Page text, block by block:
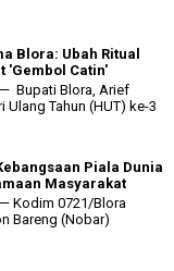
Blora: Ubah Ritual
'Gembol Catin'
Bupati Blora, Arief
Ulang Tahun (HUT) ke-3
Piala Dunia
Masyarakat
Kodim 0721/Blora
Bareng (Nobar)